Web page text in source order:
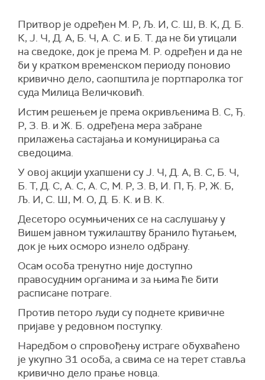
Притвор је одређен М. Р, Љ. И, С. Ш, В. К, Д. Б.
К, Ј. Ч, Д. А, Б. Ч, А. С. и Б. Т. да не би утицали
на сведоке, док је према М. Р. одређен и да не
би у кратком временском периоду поновио
кривично дело, саопштила је портпаролка тог
суда Милица Величковић.
Истим решењем је према окривљенима В. С, Ђ.
Р, З. В. и Ж. Б. одређена мера забране
прилажења састајања и комуницирања са
сведоцима.
У овој акцији ухапшени су Ј. Ч, Д. А, В. С, Б. Ч,
Б. Т, Д. С, А. С, А. С, М. Р, З. В, И. П, Ђ. Р, Ж. Б,
Љ. И, С. Ш, М. О, Д. Б. К. и В. К.
Десеторо осумњичених се на саслушању у
Вишем јавном тужилаштву бранило ћутањем,
док је њих осморо изнело одбрану.
Осам особа тренутно није доступно
правосудним органима и за њима ће бити
расписане потраге.
Против петоро људи су поднете кривичне
пријаве у редовном поступку.
Наредбом о спровођењу истраге обухваћено
је укупно 31 особа, а свима се на терет ставља
кривично дело прање новца.